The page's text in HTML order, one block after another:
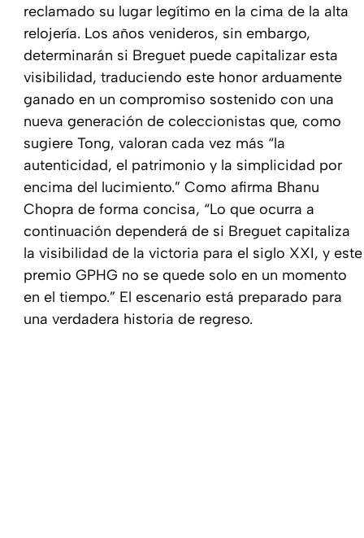
reclamado su lugar legítimo en la cima de la alta
relojería. Los años venideros, sin embargo,
determinarán si Breguet puede capitalizar esta
visibilidad, traduciendo este honor arduamente
ganado en un compromiso sostenido con una
nueva generación de coleccionistas que, como
sugiere Tong, valoran cada vez más “la
autenticidad, el patrimonio y la simplicidad por
encima del lucimiento.” Como afirma Bhanu
Chopra de forma concisa, “Lo que ocurra a
continuación dependerá de si Breguet capitaliza
la visibilidad de la victoria para el siglo XXI, y este
premio GPHG no se quede solo en un momento
en el tiempo.” El escenario está preparado para
una verdadera historia de regreso.